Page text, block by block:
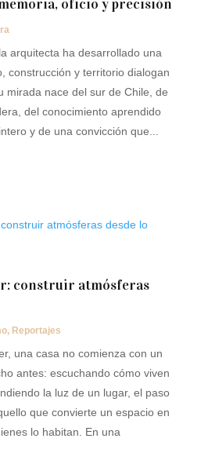
memoria, oficio y precisión
arquitecta ha desarrollado una
construcción y territorio dialogan
mirada nace del sur de Chile, de
del conocimiento aprendido
y de una convicción que...
construir atmósferas
, Reportajes
una casa no comienza con un
antes: escuchando cómo viven
la luz de un lugar, el paso
que convierte un espacio en
lo habitan. En una